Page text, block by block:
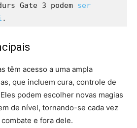
Gate 3 podem ser
.
têm acesso a uma ampla
que incluem cura, controle de
podem escolher novas magias
de nível, tornando-se cada vez
e fora dele.